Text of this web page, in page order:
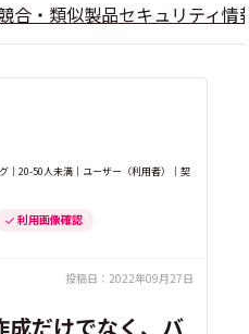
合・類似製品セキュリティ情
｜20-50人未満｜ユーザー（利用者）｜契
利用画像確認
投稿日： 2022年09月27日
成だけでなく、バ